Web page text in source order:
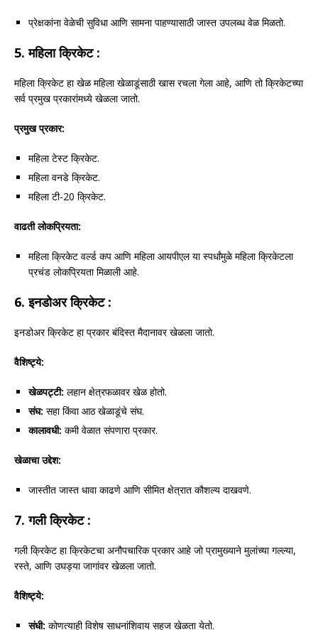
प्रेक्षकांना वेळेची सुविधा आणि सामना पाहण्यासाठी जास्त उपलब्ध वेळ मिळतो.
5.महिला क्रिकेट :
महिला क्रिकेट हा खेळ महिला खेळाडूंसाठी खास रचला गेला आहे, आणि तो क्रिकेटच्या
सर्व प्रमुख प्रकारांमध्ये खेळला जातो.
प्रमुख प्रकार:
महिला टेस्ट क्रिकेट.
महिला वनडे क्रिकेट.
महिला टी-20 क्रिकेट.
वाढती लोकप्रियता:
महिला क्रिकेट वर्ल्ड कप आणि महिला आयपीएल या स्पर्धांमुळे महिला क्रिकेटला
प्रचंड लोकप्रियता मिळाली आहे.
6.इनडोअर क्रिकेट :
इनडोअर क्रिकेट हा प्रकार बंदिस्त मैदानावर खेळला जातो.
वैशिष्ट्ये:
खेळपट्टी: लहान क्षेत्रफळावर खेळ होतो.
संघ: सहा किंवा आठ खेळाडूंचे संघ.
कालावधी: कमी वेळात संपणारा प्रकार.
खेळाचा उद्देश:
जास्तीत जास्त धावा काढणे आणि सीमित क्षेत्रात कौशल्य दाखवणे.
7.गली क्रिकेट :
गली क्रिकेट हा क्रिकेटचा अनौपचारिक प्रकार आहे जो प्रामुख्याने मुलांच्या गल्ल्या,
रस्ते, आणि उघड्या जागांवर खेळला जातो.
वैशिष्ट्ये:
संधी: कोणत्याही विशेष साधनांशिवाय सहज खेळता येतो.